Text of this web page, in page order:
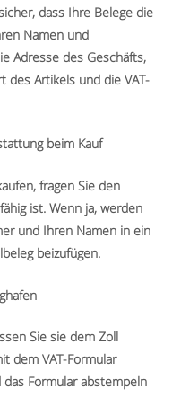
dass Ihre Belege die
Namen und
Adresse des Geschäfts,
des Artikels und die VAT-
beim Kauf
fragen Sie den
ist. Wenn ja, werden
und Ihren Namen in ein
beizufügen.
Sie sie dem Zoll
dem VAT-Formular
Formular abstempeln